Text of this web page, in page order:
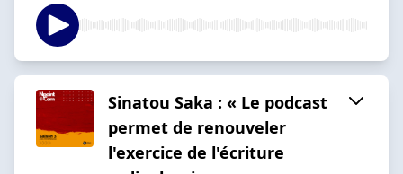
Sinatou Saka : « Le podcast
permet de renouveler
l'exercice de l'écriture